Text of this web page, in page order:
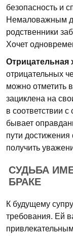
безопасность и
Немаловажным
родственники
Хочет
Отрицательная
отрицательных
можно отметить
зациклена на
в соответствии
бывает
пути
получить
СУДЬБА
БРАКЕ
К будущему
требования. Ей